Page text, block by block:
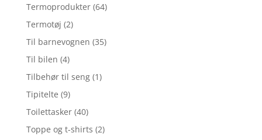
Termoprodukter (64)
Termotøj (2)
Til barnevognen (35)
Til bilen (4)
Tilbehør til seng (1)
Tipitelte (9)
Toilettasker (40)
Toppe og t-shirts (2)